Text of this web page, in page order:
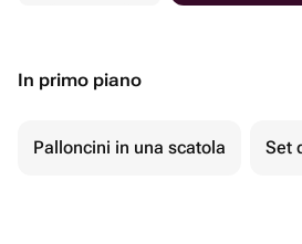
In primo piano
Palloncini in una scatola Set